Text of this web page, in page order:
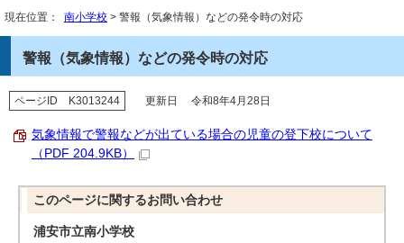
現在位置： 南小学校 > 警報（気象情報）などの発令時の対応
警報（気象情報）などの発令時の対応
ページID K3013244 更新日 令和8年4月28日
気象情報で警報などが出ている場合の児童の登下校について
（PDF 204.9KB）
このページに関するお問い合わせ
浦安市立南小学校